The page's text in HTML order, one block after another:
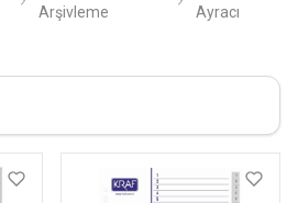
Arşivleme
Ayracı